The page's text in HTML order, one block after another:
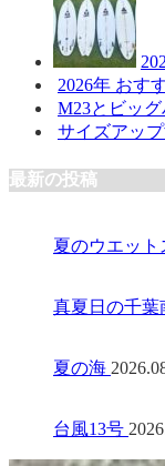
2026年 おす
M23とビッ
サイズアッ
最新の投稿
夏のウエット
真夏日の千葉
夏の海
台風13号